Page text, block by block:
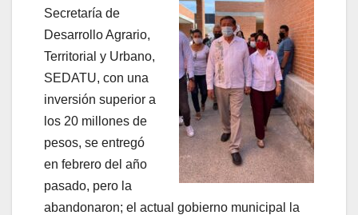
Secretaría de
Desarrollo Agrario,
Territorial y Urbano,
SEDATU, con una
inversión superior a
los 20 millones de
pesos, se entregó
en febrero del año
pasado, pero la
abandonaron; el actual gobierno municipal la